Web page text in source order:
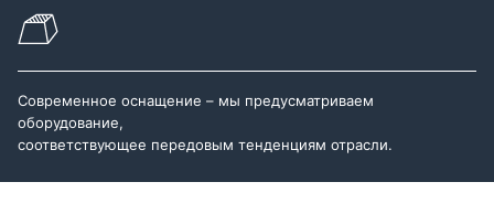
Современное оснащение – мы предусматриваем
оборудование,
соответствующее передовым тенденциям отрасли.